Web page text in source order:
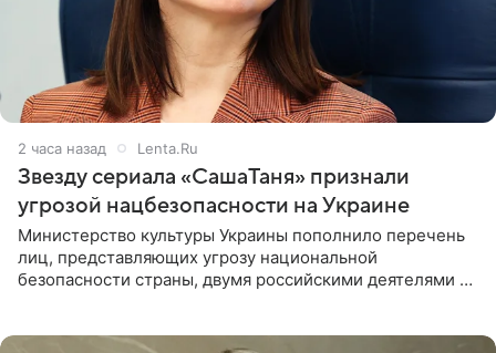
2 часа назад Lenta.Ru
Звезду сериала «СашаТаня» признали
угрозой нацбезопасности на Украине
Министерство культуры Украины пополнило перечень
лиц, представляющих угрозу национальной
безопасности страны, двумя российскими деятелями —